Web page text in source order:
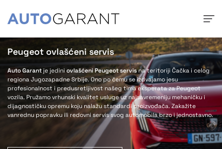
Peugeot ovlašćeni servis
Auto Garantje jediniovlašćeni Peugeot servisna teritoriji Čačka i celog
regiona Jugozapadne Srbije. Ono po čemu se izdvajamo jesu
profesionalnost i predusretljivost našeg tima eksperata za Peugeot
vozila. Pružamo vrhunski kvalitet usluge uz najsavremeniju mehaničku i
dijagnostičku opremu koju nalažu standardi proizvođača. Zakažite
vanrednu popravku ili redovni servis svog automobila brzo i jednostavno.